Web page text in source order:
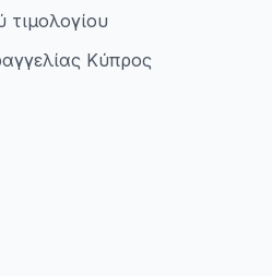
τιμολογίου
Κύπρος